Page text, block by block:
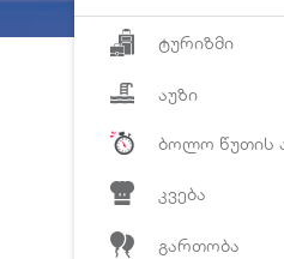
ტურიზმი
აუზი
ბოლო წუთის
კვება
გართობა